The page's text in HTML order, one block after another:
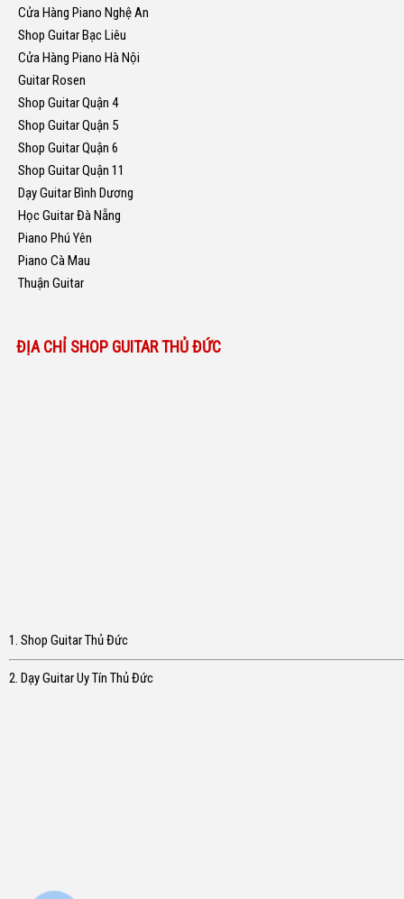
Cửa Hàng Piano Nghệ An
Shop Guitar Bạc Liêu
Cửa Hàng Piano Hà Nội
Guitar Rosen
Shop Guitar Quận 4
Shop Guitar Quận 5
Shop Guitar Quận 6
Shop Guitar Quận 11
Dạy Guitar Bình Dương
Học Guitar Đà Nẵng
Piano Phú Yên
Piano Cà Mau
Thuận Guitar
ĐỊA CHỈ SHOP GUITAR THỦ ĐỨC
1. Shop Guitar Thủ Đức
2. Dạy Guitar Uy Tín Thủ Đức